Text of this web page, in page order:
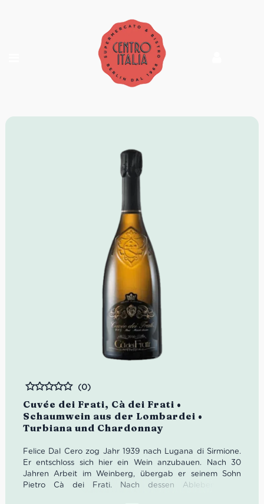
Cuvée dei Frati, Cà dei Frati •
Schaumwein aus der Lombardei •
Turbiana und Chardonnay
Bewertet
(0)
Felice Dal Cero zog Jahr 1939 nach Lugana di Sirmione.
Er entschloss sich hier ein Wein anzubauen. Nach 30
Jahren Arbeit im Weinberg, übergab er seinem Sohn
Pietro Cà dei Frati. Nach dessen Ableben 2012